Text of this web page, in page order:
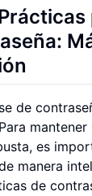
de
es
manera
de